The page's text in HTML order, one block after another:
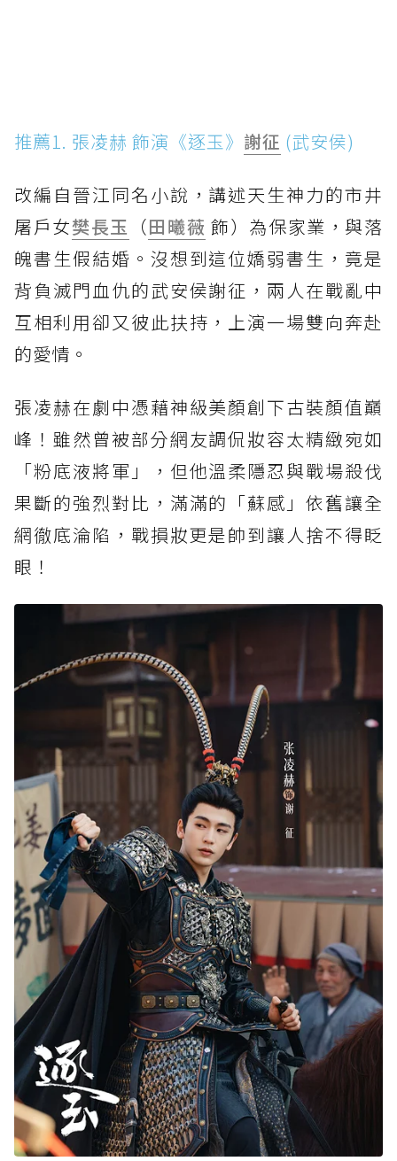
推薦1. 張凌赫 飾演《逐玉》 謝征 (武安侯)
改編自晉江同名小說，講述天生神力的市井
屠戶女樊長玉 （田曦薇 飾）為保家業，與落
魄書生假結婚。沒想到這位嬌弱書生，竟是
背負滅門血仇的武安侯謝征，兩人在戰亂中
互相利用卻又彼此扶持，上演一場雙向奔赴
的愛情。
張凌赫在劇中憑藉神級美顏創下古裝顏值巔
峰！雖然曾被部分網友調侃妝容太精緻宛如
「粉底液將軍」，但他溫柔隱忍與戰場殺伐
果斷的強烈對比，滿滿的「蘇感」依舊讓全
網徹底淪陷，戰損妝更是帥到讓人捨不得眨
眼！